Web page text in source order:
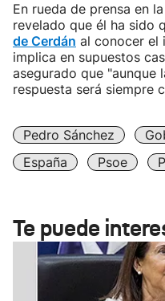
En rueda de prensa en
revelado que él ha sido
de Cerdán al conocer el
implica en supuestos
asegurado que "aunque
respuesta será siempre
Pedro Sánchez
España
Psoe
Te puede